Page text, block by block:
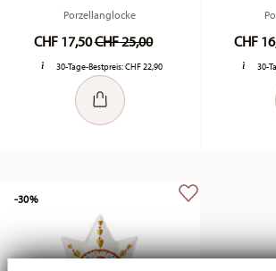
Porzellanglocke
CHF 17,50Price reduced from
CHF 25,00to
30-Tage-Bestpreis:CHF 22,90
CHF
30-
-30%